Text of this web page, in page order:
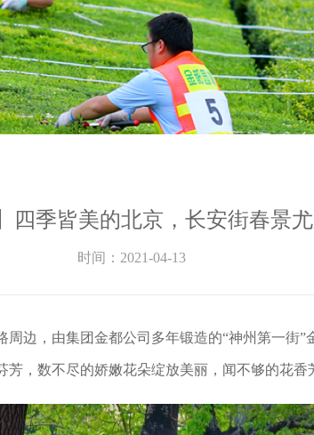
四季皆美的北京，长安街春景
时间：2021-04-13
边，由集团金都公司多年锻造的“神州第一街
，数不尽的娇嫩花朵绽放美丽，闻不够的花香